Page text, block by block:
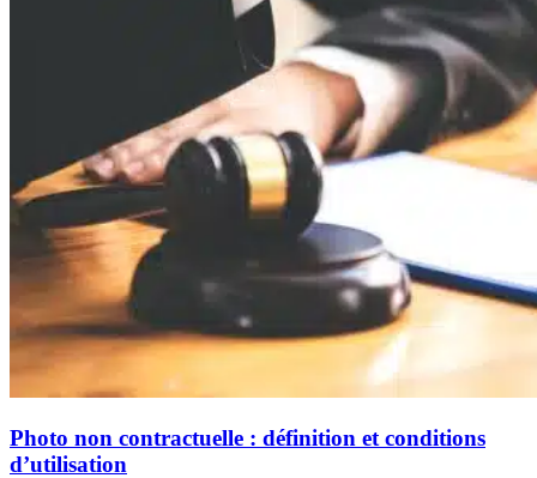
Photo non contractuelle : définition et conditions
d’utilisation